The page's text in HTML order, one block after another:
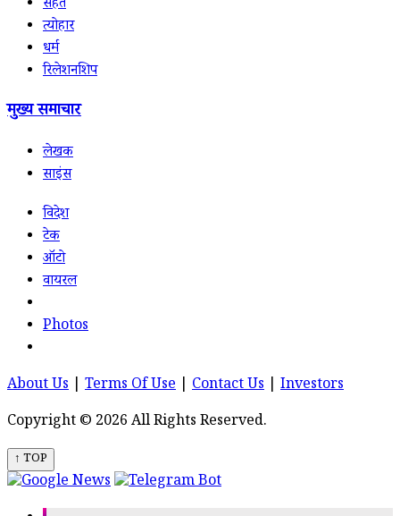
सेहत
त्योहार
धर्म
रिलेशनशिप
मुख्य समाचार
लेखक
साइंस
विदेश
टेक
ऑटो
वायरल
Photos
About Us Terms Of Use Contact Us
Investors
Copyright © 2026 All Rights Reserved.
↑ TOP